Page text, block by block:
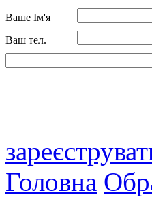
Ваше Ім'я
Ваш тел.
Головна